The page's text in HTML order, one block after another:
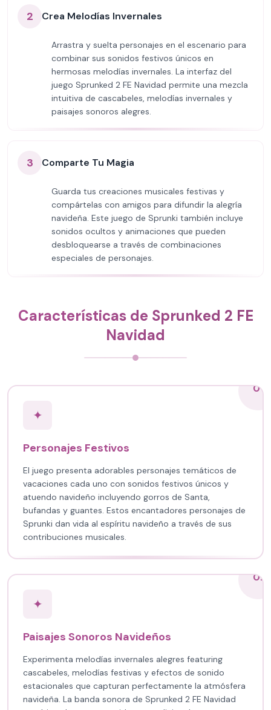
2 Crea Melodías Invernales
Arrastra y suelta personajes en el escenario para
combinar sus sonidos festivos únicos en
hermosas melodías invernales. La interfaz del
juego Sprunked 2 FE Navidad permite una mezcla
intuitiva de cascabeles, melodías invernales y
paisajes sonoros alegres.
3 Comparte Tu Magia
Guarda tus creaciones musicales festivas y
compártelas con amigos para difundir la alegría
navideña. Este juego de Sprunki también incluye
sonidos ocultos y animaciones que pueden
desbloquearse a través de combinaciones
especiales de personajes.
Características de Sprunked 2 FE
Navidad
01
✦
Personajes Festivos
El juego presenta adorables personajes temáticos de
vacaciones cada uno con sonidos festivos únicos y
atuendo navideño incluyendo gorros de Santa,
bufandas y guantes. Estos encantadores personajes de
Sprunki dan vida al espíritu navideño a través de sus
contribuciones musicales.
02
✦
Paisajes Sonoros Navideños
Experimenta melodías invernales alegres featuring
cascabeles, melodías festivas y efectos de sonido
estacionales que capturan perfectamente la atmósfera
navideña. La banda sonora de Sprunked 2 FE Navidad